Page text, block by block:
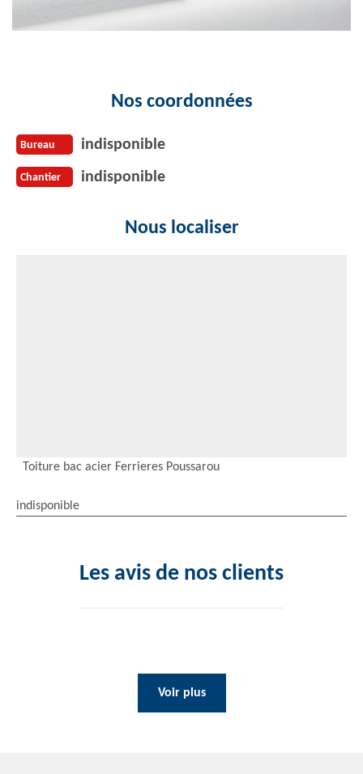
Nos coordonnées
Bureau indisponible
Chantier indisponible
Nous localiser
Toiture bac acier Ferrieres Poussarou
indisponible
Les avis de nos clients
Voir plus